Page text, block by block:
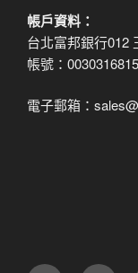
帳戶資料：
台北富邦銀行012
帳號：
電子郵箱：